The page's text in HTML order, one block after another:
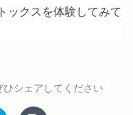
ックスを体験してみて
シェアしてください